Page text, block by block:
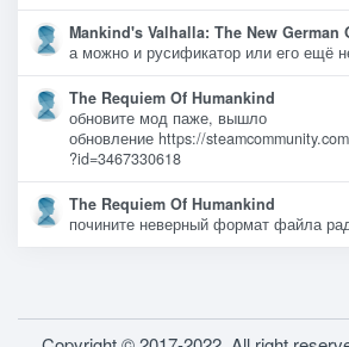
Mankind's Valhalla: The New German
а можно и русификатор или его ещё
The Requiem Of Humankind
обновите мод паже, вышло
обновление https://
?id=3467330618
The Requiem Of Humankind
почините неверный формат файла